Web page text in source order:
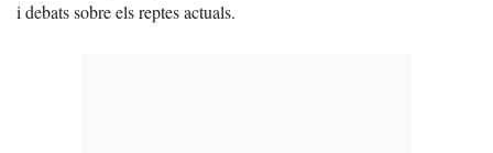
i debats sobre els reptes actuals.